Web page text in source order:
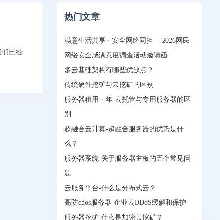
们已经
热门文章
满意生活共享 · 安全网络同担— 2026网民
网络安全感满意度调查活动邀请函
多云基础架构有哪些优缺点？
传统硬件挖矿与云挖矿的区别
服务器租用一年-云托管与专用服务器的区
别
超融合云计算-超融合服务器的优势是什
么？
服务器系统-关于服务器主板的五个常见问
题
云服务平台-什么是分布式云？
高防ddos服务器-企业云DDoS缓解和保护
服务器挖矿-什么是加密云挖矿？